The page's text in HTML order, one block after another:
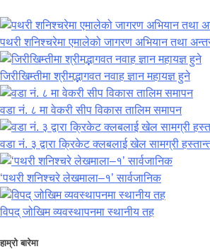
पथरी शनिश्चरेमा एमालेको जागरण अभियान तथा
जिरीखिम्तीमा श्रीमद्भागवत नवाह ज्ञान महायज्ञ हुने
वडा नं. ८ मा वेकरी सीप विकास तालिम समापन
वडा नं. ३ द्वारा क्रिकेट क्लबलाई खेल सामग्री
‘पथरी शनिश्चरे लेखमाला–१’ सार्वजानिक
विपद् जोखिम व्यवस्थापनमा स्थानीय तह
हाम्रो बारेमा